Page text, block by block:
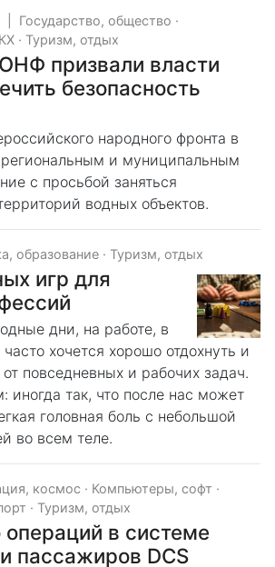
Государство, общество ·
· Туризм, отдых
призвали власти
безопасность
народного фронта в
и муниципальным
с просьбой заняться
водных объектов.
образование · Туризм, отдых
игр для
дни, на работе, в
хочется хорошо отдохнуть и
от повседневных и рабочих задач.
иногда так, что после нас может
головная боль с небольшой
во всем теле.
космос · Компьютеры, софт ·
· Туризм, отдых
операций в системе
пассажиров DCS